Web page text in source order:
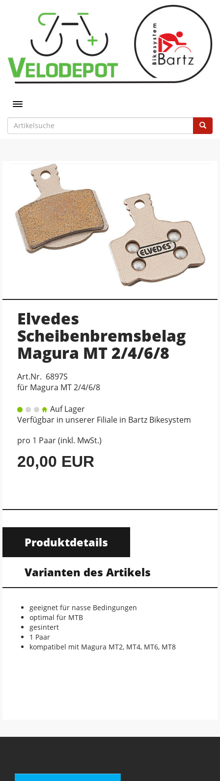
Toggle navigation
Elvedes
Scheibenbremsbelag
Magura MT 2/4/6/8
Art.Nr. 6897S
für Magura MT 2/4/6/8
Auf Lager
Verfügbar in unserer Filiale in Bartz Bikesystem
pro 1 Paar (inkl. MwSt.)
20,00 EUR
Produktdetails
Varianten des Artikels
geeignet für nasse Bedingungen
optimal für MTB
gesintert
1 Paar
kompatibel mit Magura MT2, MT4, MT6, MT8